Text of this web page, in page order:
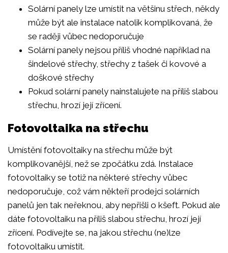
Solární panely lze umístit na většinu střech, někdy
může být ale instalace natolik komplikovaná, že
se raději vůbec nedoporučuje
Solární panely nejsou příliš vhodné například na
šindelové střechy, střechy z tašek či kovové a
doškové střechy
Pokud solární panely nainstalujete na příliš slabou
střechu, hrozí její zřícení.
Fotovoltaika na střechu
Umístění fotovoltaiky na střechu může být
komplikovanější, než se zpočátku zdá. Instalace
fotovoltaiky se totiž na některé střechy vůbec
nedoporučuje, což vám někteří prodejci solárních
panelů jen tak neřeknou, aby nepřišli o kšeft. Pokud ale
dáte fotovoltaiku na příliš slabou střechu, hrozí její
zřícení. Podívejte se, na jakou střechu (ne)lze
fotovoltaiku umístit.